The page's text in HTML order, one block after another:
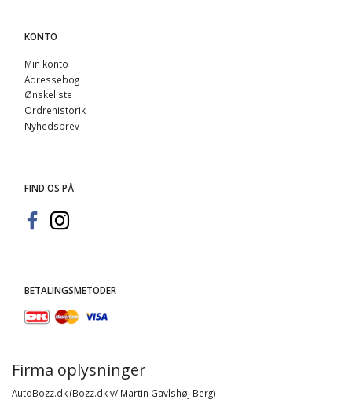
KONTO
Min konto
Adressebog
Ønskeliste
Ordrehistorik
Nyhedsbrev
FIND OS PÅ
BETALINGSMETODER
Firma oplysninger
AutoBozz.dk (Bozz.dk v/ Martin Gavlshøj Berg)